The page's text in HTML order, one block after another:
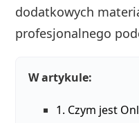
dodatkowych
profesjonalnego
W artykule:
1. Czym jest